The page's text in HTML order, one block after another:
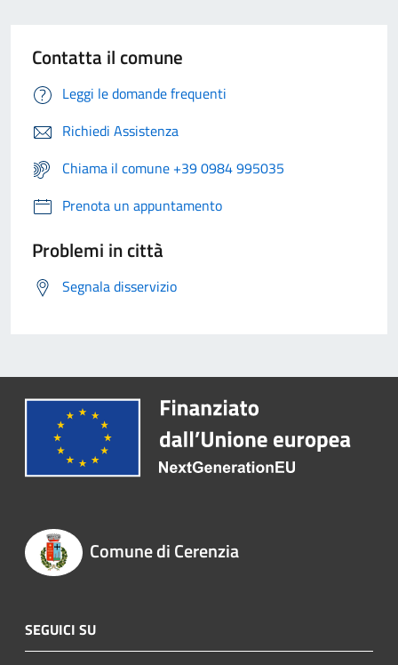
Contatta il comune
Leggi le domande frequenti
Richiedi Assistenza
Chiama il comune +39 0984 995035
Prenota un appuntamento
Problemi in città
Segnala disservizio
Comune di Cerenzia
SEGUICI SU